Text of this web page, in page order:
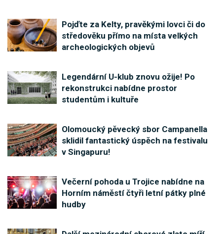
Pojďte za Kelty, pravěkými lovci či do
středověku přímo na místa velkých
archeologických objevů
Legendární U-klub znovu ožije! Po
rekonstrukci nabídne prostor
studentům i kultuře
Olomoucký pěvecký sbor Campanella
sklidil fantastický úspěch na festivalu
v Singapuru!
Večerní pohoda u Trojice nabídne na
Horním náměstí čtyři letní pátky plné
hudby